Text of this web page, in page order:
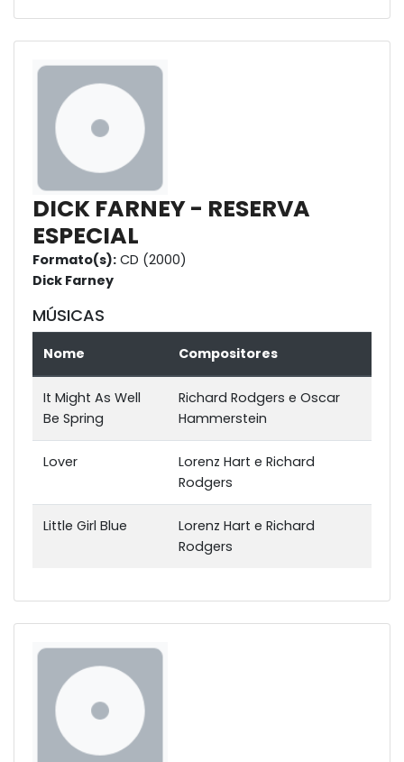
DICK FARNEY - RESERVA
ESPECIAL
Formato(s): CD (2000)
Dick Farney
MÚSICAS
Nome Compositores
It Might As Well
Be Spring
Richard Rodgers e Oscar
Hammerstein
Lover
Lorenz Hart e Richard
Rodgers
Little Girl Blue
Lorenz Hart e Richard
Rodgers